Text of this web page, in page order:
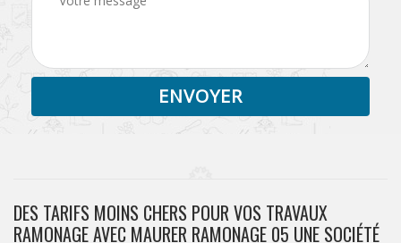
DES TARIFS MOINS CHERS POUR VOS TRAVAUX
RAMONAGE AVEC MAURER RAMONAGE 05 UNE SOCIÉTÉ